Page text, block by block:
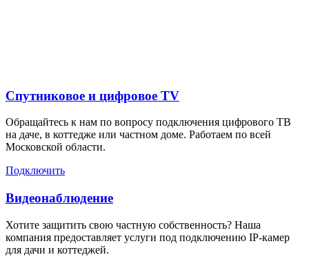
Спутниковое и цифровое TV
Обращайтесь к нам по вопросу подключения цифрового ТВ
на даче, в коттедже или частном доме. Работаем по всей
Московской области.
Подключить
Видеонаблюдение
Хотите защитить свою частную собственность? Наша
компания предоставляет услуги под подключению IP-камер
для дачи и коттеджей.